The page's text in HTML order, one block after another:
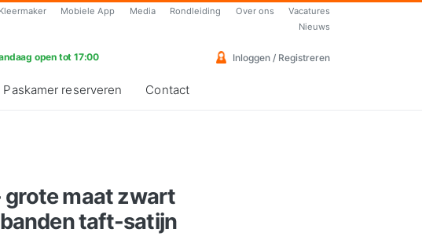
Kleermaker Mobiele App Media Rondleiding Over ons
Vacatures
Nieuws
open tot 17:00 Inloggen / Registreren
Paskamer reserveren Contact
grote maat zwart
taft-satijn